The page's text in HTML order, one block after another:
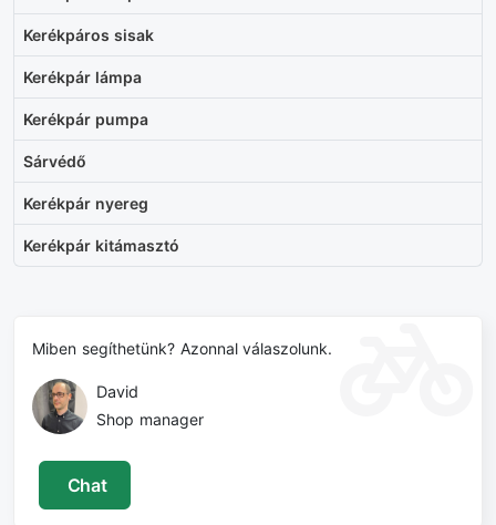
Kerékpáros sisak
Kerékpár lámpa
Kerékpár pumpa
Sárvédő
Kerékpár nyereg
Kerékpár kitámasztó
Miben segíthetünk? Azonnal válaszolunk.
David
Shop manager
Chat